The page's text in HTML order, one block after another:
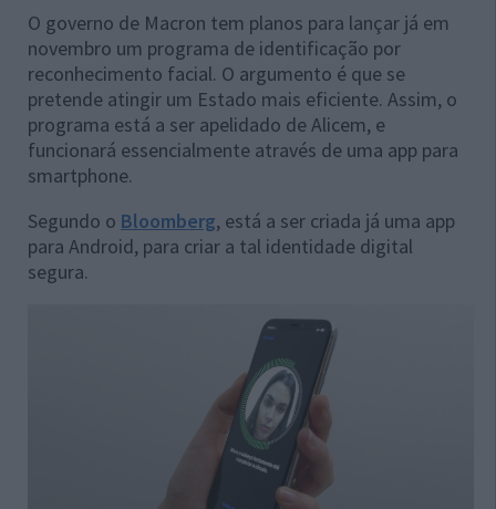
O governo de Macron tem planos para lançar já em
novembro um programa de identificação por
reconhecimento facial. O argumento é que se
pretende atingir um Estado mais eficiente. Assim, o
programa está a ser apelidado de Alicem, e
funcionará essencialmente através de uma app para
smartphone.
Segundo o Bloomberg, está a ser criada já uma app
para Android, para criar a tal identidade digital
segura.